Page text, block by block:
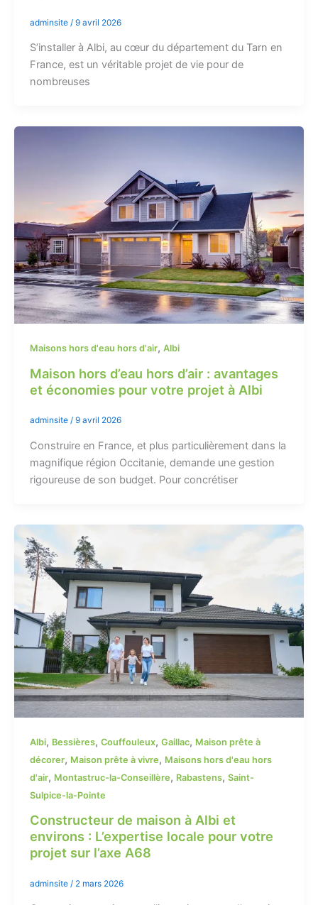
adminsite / 9 avril 2026
S’installer à Albi, au cœur du département du Tarn en
France, est un véritable projet de vie pour de
nombreuses
Maisons hors d'eau hors d'air, Albi
Maison hors d’eau hors d’air : avantages
et économies pour votre projet à Albi
adminsite / 9 avril 2026
Construire en France, et plus particulièrement dans la
magnifique région Occitanie, demande une gestion
rigoureuse de son budget. Pour concrétiser
Albi, Bessières, Couffouleux, Gaillac, Maison prête à
décorer, Maison prête à vivre, Maisons hors d'eau hors
d'air, Montastruc-la-Conseillère, Rabastens, Saint-
Sulpice-la-Pointe
Constructeur de maison à Albi et
environs : L’expertise locale pour votre
projet sur l’axe A68
adminsite / 2 mars 2026